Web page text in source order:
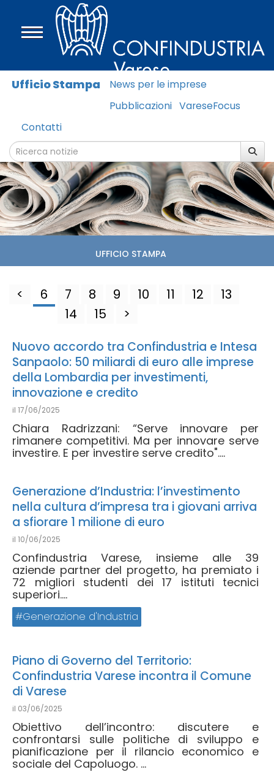
Ufficio Stampa
News per le imprese
Pubblicazioni VareseFocus
Contatti
UFFICIO STAMPA
< 6 7 8 9 10 11 12
13
14
15 >
Nuovo accordo tra Confindustria e Intesa
Sanpaolo: 50 miliardi di euro alle imprese
della Lombardia per investimenti,
innovazione e credito
il 17/06/2025
Chiara Radrizzani: “Serve innovare per
rimanere competitivi. Ma per innovare serve
investire. E per investire serve credito"....
Generazione d’Industria: l’investimento
nella cultura d’impresa tra i giovani arriva
a sfiorare 1 milione di euro
il 10/06/2025
Confindustria Varese, insieme alle 39
aziende partner del progetto, ha premiato i
72 migliori studenti dei 17 istituti tecnici
superiori....
Generazione d'Industria
Piano di Governo del Territorio:
Confindustria Varese incontra il Comune
di Varese
il 03/06/2025
Obiettivo dell’incontro: discutere e
confrontarsi sulle politiche di sviluppo e
pianificazione per il rilancio economico e
sociale del Capoluogo. ...